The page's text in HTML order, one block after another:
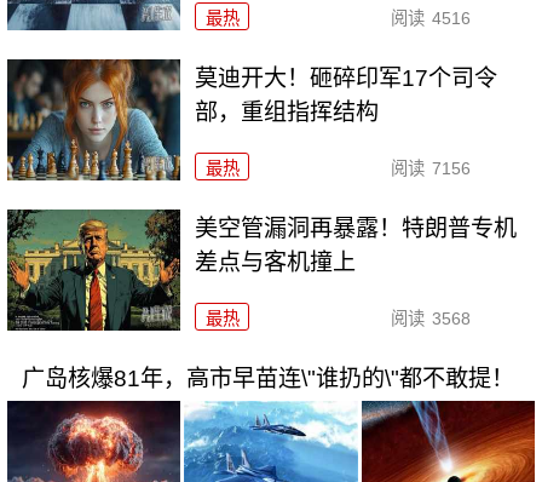
最热 阅读 4516
莫迪开大！砸碎印军17个司令
部，重组指挥结构
最热 阅读 7156
美空管漏洞再暴露！特朗普专机
差点与客机撞上
最热 阅读 3568
广岛核爆81年，高市早苗连\"谁扔的\"都不敢提！